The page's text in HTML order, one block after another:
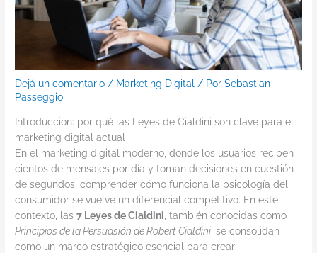
Dejá un comentario / Marketing Digital / PorSebastian
Passeggio
Introducción: por qué las Leyes de Cialdini son clave para el
marketing digital actual
En el marketing digital moderno, donde los usuarios reciben
cientos de mensajes por día y toman decisiones en cuestión
de segundos, comprender cómo funciona la psicología del
consumidor se vuelve un diferencial competitivo. En este
contexto, las7 Leyes de Cialdini , también conocidas como
Principios de la Persuasión de Robert Cialdini , se consolidan
como un marco estratégico esencial para crear